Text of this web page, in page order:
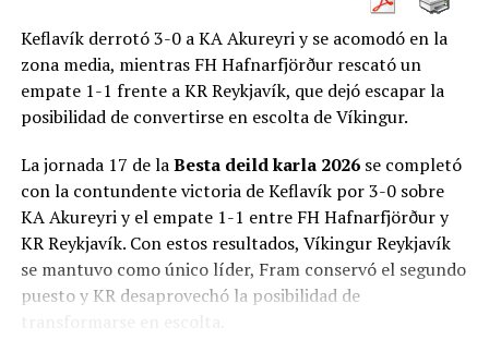
Victoria, interestatales, y también potencialmente
neozelandeses, si levantan las restricciones fronterizas.
Pero el 15% que obtenemos del extranjero
probablemente no estará aquí”, expresó Tiley, según la
agencia AP.
RELATED TOPICS: ATP TOUR
DIEGO SCHWARTZMAN
ESTADOS UNIDOS
TENDENCIAS USOPEN
UP NEXT
La suspensión de dos Challengers en Estados Unidos,
pone en serias dudas el USOpen
Keflavík derrotó 3-0 a KA Akureyri y se acomodó en la
zona media, mientras FH Hafnarfjörður rescató un
empate 1-1 frente a KR Reykjavík, que dejó escapar la
posibilidad de convertirse en escolta de Víkingur.
La jornada 17 de laBesta deild karla 2026se completó
con la contundente victoria de Keflavík por 3-0 sobre
KA Akureyri y el empate 1-1 entre FH Hafnarfjörður y
KR Reykjavík. Con estos resultados, Víkingur Reykjavík
se mantuvo como único líder, Fram conservó el segundo
puesto y KR desaprovechó la posibilidad de